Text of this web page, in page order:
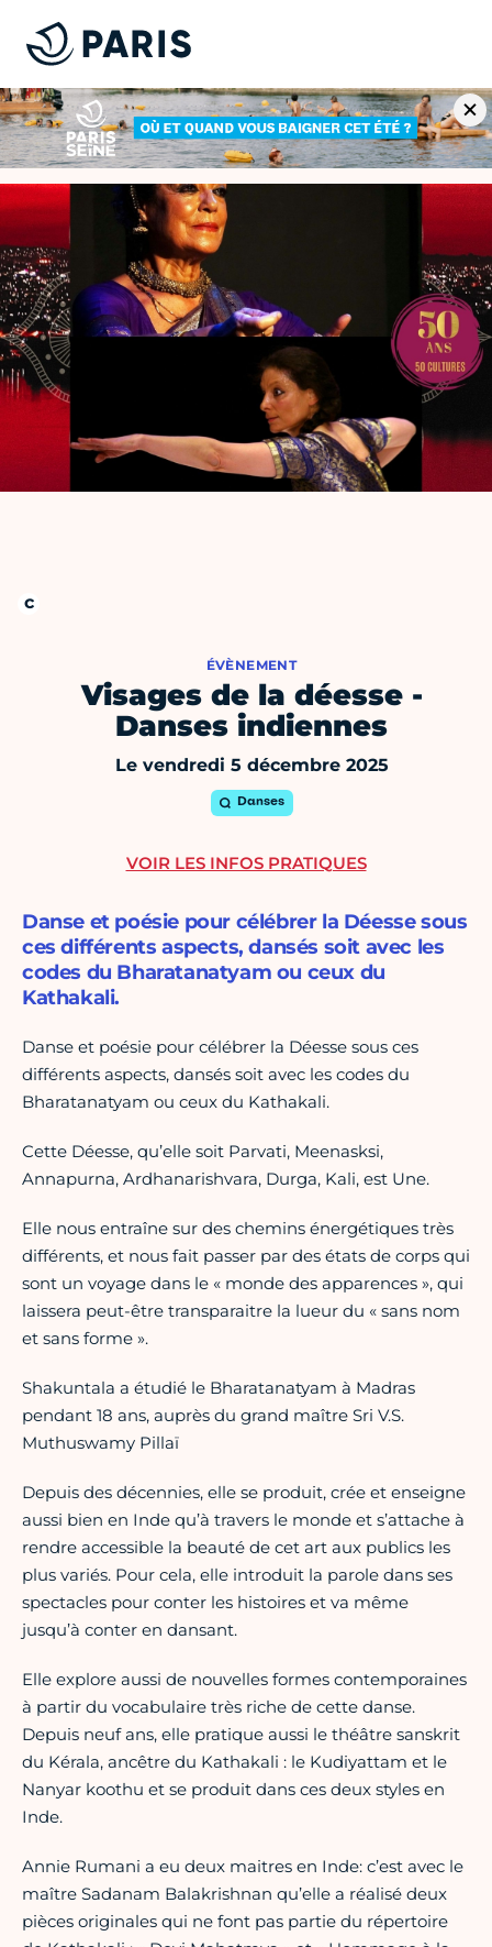
ÉVÈNEMENT
Visages de la déesse -
Danses indiennes
Le vendredi 5 décembre 2025
Danses
Danse et poésie pour célébrer la Déesse sous
ces différents aspects, dansés soit avec les
codes du Bharatanatyam ou ceux du
Kathakali.
Danse et poésie pour célébrer la Déesse sous ces
différents aspects, dansés soit avec les codes du
Bharatanatyam ou ceux du Kathakali.
Cette Déesse, qu’elle soit Parvati, Meenasksi,
Annapurna, Ardhanarishvara, Durga, Kali, est Une.
Elle nous entraîne sur des chemins énergétiques très
différents, et nous fait passer par des états de corps qui
sont un voyage dans le « monde des apparences », qui
laissera peut-être transparaitre la lueur du « sans nom
et sans forme ».
Shakuntala a étudié le Bharatanatyam à Madras
pendant 18 ans, auprès du grand maître Sri V.S.
Muthuswamy Pillaï
Depuis des décennies, elle se produit, crée et enseigne
aussi bien en Inde qu’à travers le monde et s’attache à
rendre accessible la beauté de cet art aux publics les
plus variés. Pour cela, elle introduit la parole dans ses
spectacles pour conter les histoires et va même
jusqu’à conter en dansant.
Elle explore aussi de nouvelles formes contemporaines
à partir du vocabulaire très riche de cette danse.
Depuis neuf ans, elle pratique aussi le théâtre sanskrit
du Kérala, ancêtre du Kathakali : le Kudiyattam et le
Nanyar koothu et se produit dans ces deux styles en
Inde.
Annie Rumani a eu deux maitres en Inde: c’est avec le
maître Sadanam Balakrishnan qu’elle a réalisé deux
pièces originales qui ne font pas partie du répertoire
VOIR LES INFOS PRATIQUES